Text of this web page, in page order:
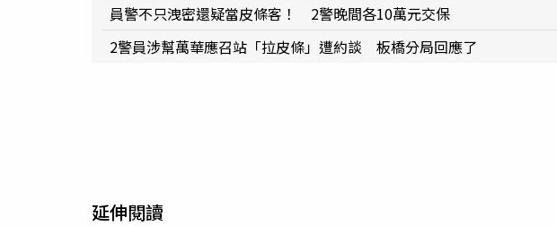
員警不只洩密還疑當皮條客！ 2警晚間各10萬元交保
2警員涉幫萬華應召站「拉皮條」遭約談 板橋分局回應了
延伸閱讀